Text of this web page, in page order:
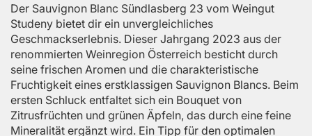
Der Sauvignon Blanc Sündlasberg 23 vom Weingut
Studeny bietet dir ein unvergleichliches
Geschmackserlebnis. Dieser Jahrgang 2023 aus der
renommierten Weinregion Österreich besticht durch
seine frischen Aromen und die charakteristische
Fruchtigkeit eines erstklassigen Sauvignon Blancs. Beim
ersten Schluck entfaltet sich ein Bouquet von
Zitrusfrüchten und grünen Äpfeln, das durch eine feine
Mineralität ergänzt wird. Ein Tipp für den optimalen